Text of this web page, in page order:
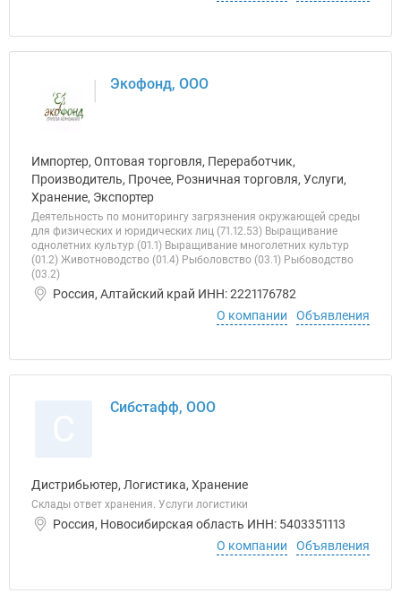
Экофонд, ООО
Импортер, Оптовая торговля, Переработчик,
Производитель, Прочее, Розничная торговля, Услуги,
Хранение, Экспортер
Деятельность по мониторингу загрязнения окружающей среды
для физических и юридических лиц (71.12.53) Выращивание
однолетних культур (01.1) Выращивание многолетних культур
(01.2) Животноводство (01.4) Рыболовство (03.1) Рыбоводство
(03.2)
Россия, Алтайский край ИНН: 2221176782
О компании
Объявления
Сибстафф, ООО
Дистрибьютер, Логистика, Хранение
Склады ответ хранения. Услуги логистики
Россия, Новосибирская область ИНН: 5403351113
О компании
Объявления